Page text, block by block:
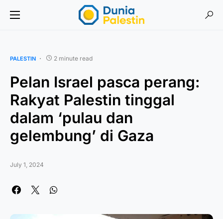
PALESTIN 2 minute read
Pelan Israel pasca perang:
Rakyat Palestin tinggal
dalam ‘pulau dan
gelembung’ di Gaza
July 1, 2024